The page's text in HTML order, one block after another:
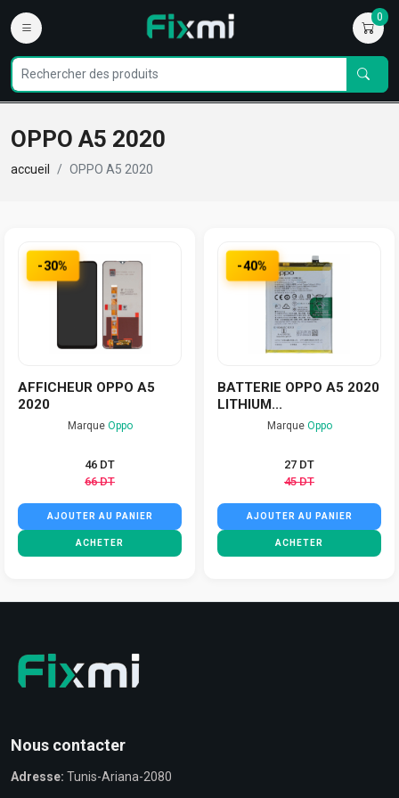
0
OPPO A5 2020
accueil OPPO A5 2020
-30%
AFFICHEUR OPPO A5
2020
Marque Oppo
46 DT
66 DT
AJOUTER AU PANIER
ACHETER
-40%
BATTERIE OPPO A5 2020
LITHIUM...
Marque Oppo
27 DT
45 DT
AJOUTER AU PANIER
ACHETER
Nous contacter
Adresse: Tunis-Ariana-2080